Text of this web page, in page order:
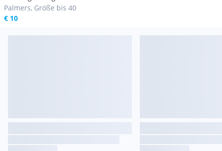
Palmers
Palmers, Größe bis 40
€ 10